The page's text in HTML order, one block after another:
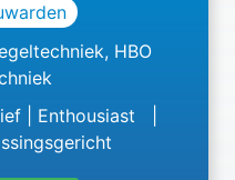
, HBO
| Enthousiast